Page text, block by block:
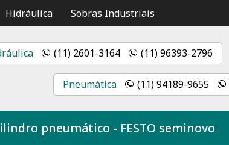
Hidráulica Sobras Industriais
(11) 2601-3164 (11) 96393-2796
Pneumática (11) 94189-9655
pneumático - FESTO seminovo